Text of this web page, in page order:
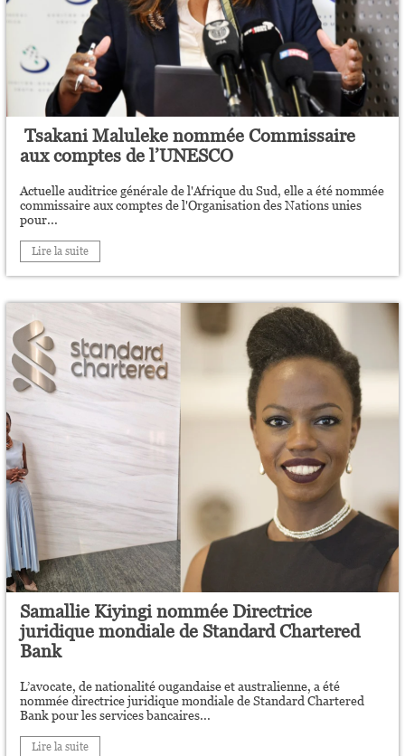
Tsakani Maluleke nommée Commissaire
aux comptes de l’UNESCO
Actuelle auditrice générale de l'Afrique du Sud, elle a été nommée
commissaire aux comptes de l'Organisation des Nations unies
pour...
Lire la suite
Samallie Kiyingi nommée Directrice
juridique mondiale de Standard Chartered
Bank
L’avocate, de nationalité ougandaise et australienne, a été
nommée directrice juridique mondiale de Standard Chartered
Bank pour les services bancaires...
Lire la suite